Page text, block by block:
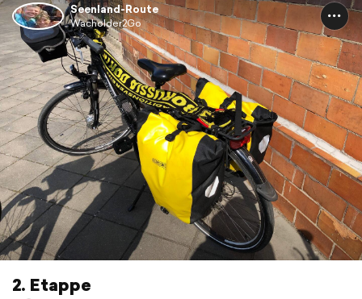
Seenland-Route
Wacholder2Go
2. Etappe